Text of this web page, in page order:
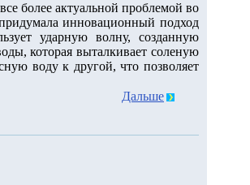
более актуальной проблемой во
инновационный подход
ударную волну, созданную
которая выталкивает соленую
воду к другой, что позволяет
Дальше